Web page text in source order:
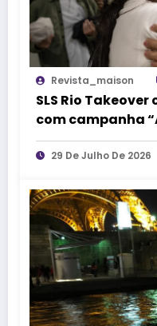
Revista_maison
SLS Rio
com campanha
vivida junto”
29 De Julho De 2026